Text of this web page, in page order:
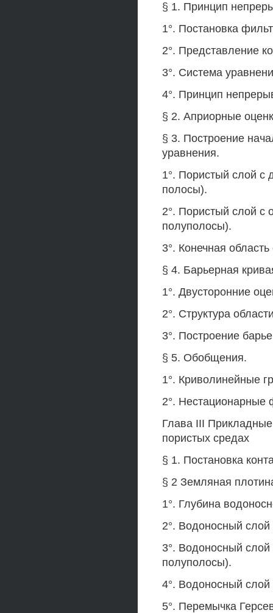
§ 1. Принцип
1°. Постановка
2°. Представление
3°. Система
4°. Принцип
§ 2. Априорные
§ 3. Построение
уравнения.
1°. Пористый слой с
полосы).
2°. Пористый слой с
полуполосы).
3°. Конечная
§ 4. Барьерная
1°. Двусторонние
2°. Структура
3°. Построение
§ 5. Обобщения.
1°. Криволинейные
2°. Нестационарные
Глава III
пористых средах
§ 1. Постановка
§ 2 Земляная
1°. Глубина
2°. Водоносный слой
3°. Водоносный слой
полуполосы).
4°. Водоносный
5°. Перемычка